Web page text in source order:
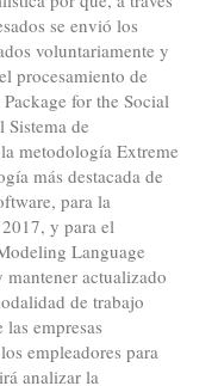
se envió los
voluntariamente y
procesamiento de
for the Social
Sistema de
metodología Extreme
más destacada de
para la
y para el
Language
actualizado
de trabajo
empresas
empleadores para
analizar la